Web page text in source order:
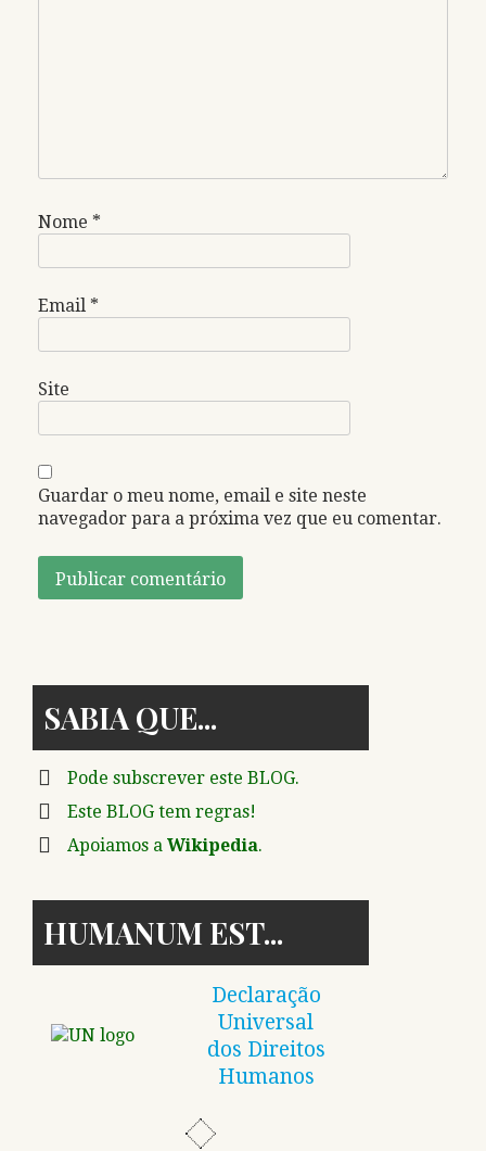
Nome *
Email *
Site
Guardar o meu nome, email e site neste
navegador para a próxima vez que eu comentar.
SABIA QUE
Pode subscrever este BLOG.
Este BLOG tem regras!
Apoiamos a Wikipedia.
HUMANUM EST
Declaração
Universal
dos Direitos
Humanos